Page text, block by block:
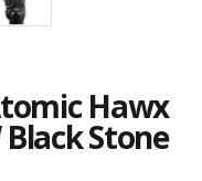
Hawx
Stone